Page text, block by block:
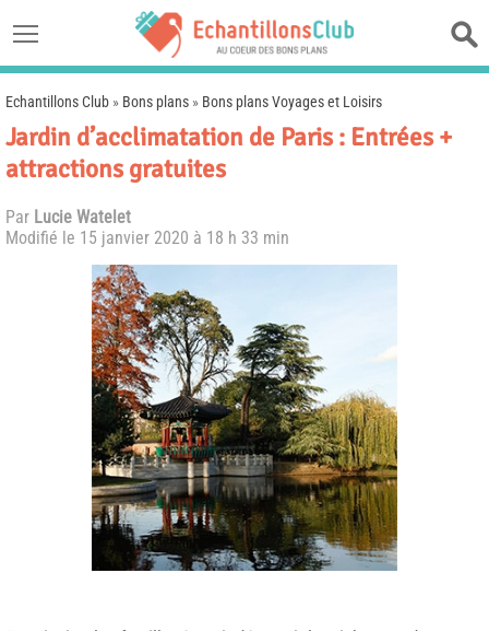
Echantillons Club » Bons plans » Bons plans Voyages et Loisirs
Jardin d’acclimatation de Paris : Entrées +
attractions gratuites
Par Lucie Watelet
Modifié le 15 janvier 2020 à 18 h 33 min